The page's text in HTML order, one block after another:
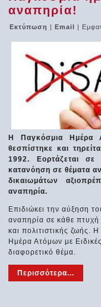
αναπηρία!
Εκτύπωση |Email |
Η Παγκόσμια Ημέρα
θεσπίστηκε και
1992. Εορτάζεται
κατανόηση σε θέματα
δικαιωμάτων
αναπηρία.
Επιδιώκει την αύξηση
αναπηρία σε κάθε πτυχή
και πολιτιστικής ζωής.
Ημέρα Ατόμων με
διαφορετικό θέμα.
Περισσότερα...